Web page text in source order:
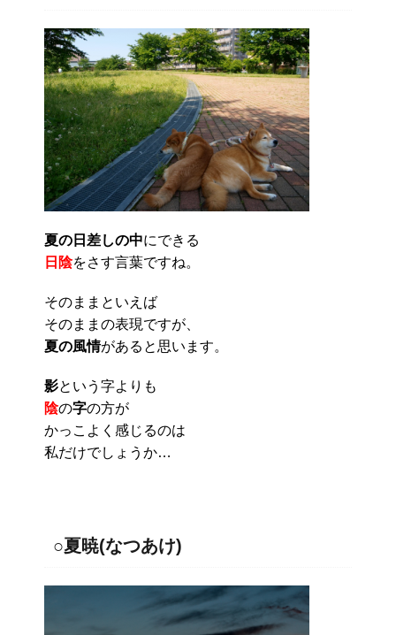
夏の日差しの中にできる
日陰をさす言葉ですね。
そのままといえば
そのままの表現ですが、
夏の風情があると思います。
影という字よりも
陰の字の方が
かっこよく感じるのは
私だけでしょうか…
○夏暁(なつあけ)